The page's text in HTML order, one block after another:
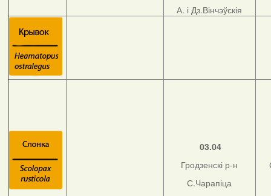
А. і Дз.Вінчэўскія
03.04
Гродзенскі р-н
С.Чарапіца